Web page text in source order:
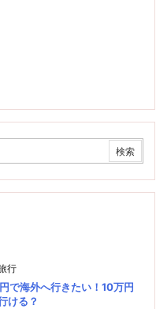
行
で海外へ行きたい！10万円
ける？